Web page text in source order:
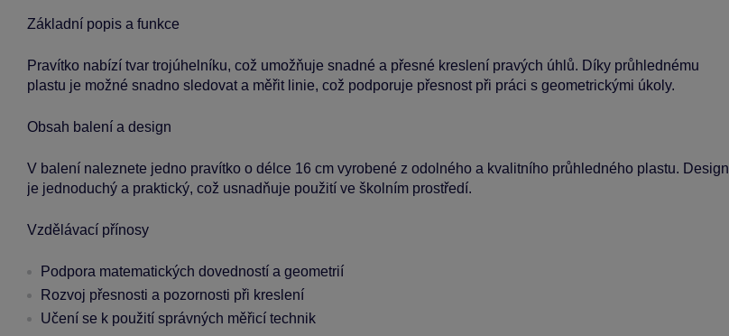
Základní popis a funkce
Pravítko nabízí tvar trojúhelníku, což umožňuje snadné a přesné kreslení pravých úhlů. Díky průhlednému
plastu je možné snadno sledovat a měřit linie, což podporuje přesnost při práci s geometrickými úkoly.
Obsah balení a design
V balení naleznete jedno pravítko o délce 16 cm vyrobené z odolného a kvalitního průhledného plastu. Design
je jednoduchý a praktický, což usnadňuje použití ve školním prostředí.
Vzdělávací přínosy
Podpora matematických dovedností a geometrií
Rozvoj přesnosti a pozornosti při kreslení
Učení se k použití správných měřicí technik